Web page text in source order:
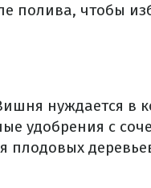
полива, чтобы
нуждается в
удобрения с
плодовых